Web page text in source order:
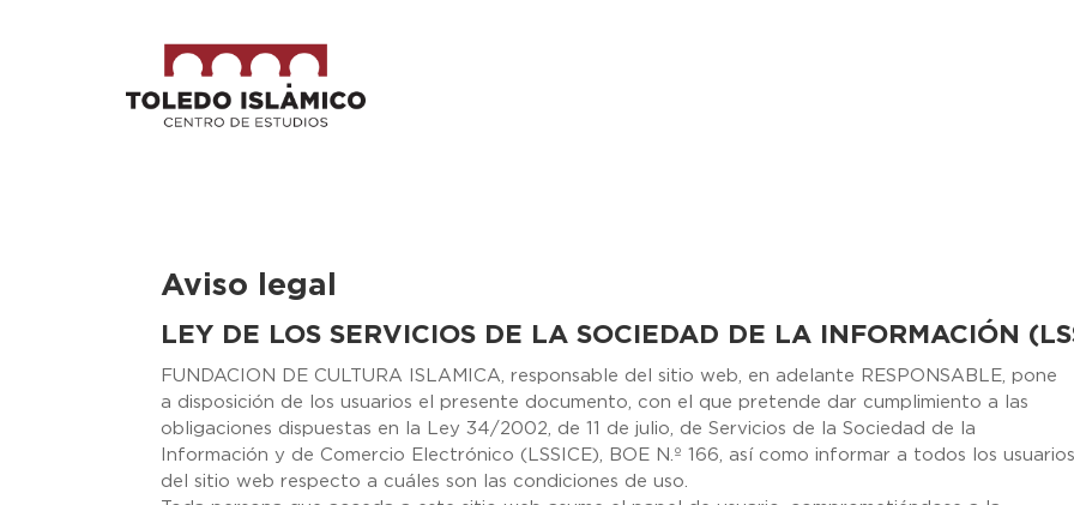
Aviso legal
LEY DE LOS SERVICIOS DE LA SOCIEDAD DE LA INFORMACIÓN
FUNDACION DE CULTURA ISLAMICA, responsable del sitio web, en adelante RESPONSABLE, pone
a disposición de los usuarios el presente documento, con el que pretende dar cumplimiento a las
obligaciones dispuestas en la Ley 34/2002, de 11 de julio, de Servicios de la Sociedad de la
Información y de Comercio Electrónico (LSSICE), BOE N.º 166, así como informar a todos los usuarios
del sitio web respecto a cuáles son las condiciones de uso.